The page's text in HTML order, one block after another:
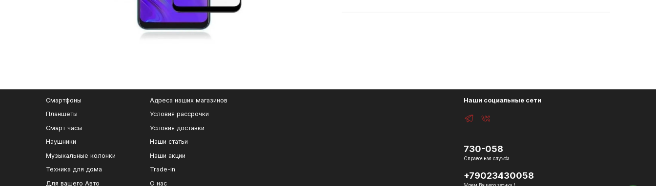
Смартфоны
Планшеты
Смарт часы
Наушники
Музыкальные колонки
Техника для дома
Для вашего Авто
Адреса наших магазинов
Условия рассрочки
Условия доставки
Наши статьи
Наши акции
Trade-in
О нас
Наши социальные сети
730-058
Справочная служба
+79023430058